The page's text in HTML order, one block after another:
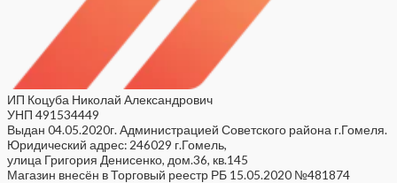
ИП Коцуба Николай Александрович
УНП 491534449
Выдан 04.05.2020г. Администрацией Советского района г.Гомеля.
Юридический адрес: 246029 г.Гомель,
улица Григория Денисенко, дом.36, кв.145
Магазин внесён в Торговый реестр РБ 15.05.2020 №481874